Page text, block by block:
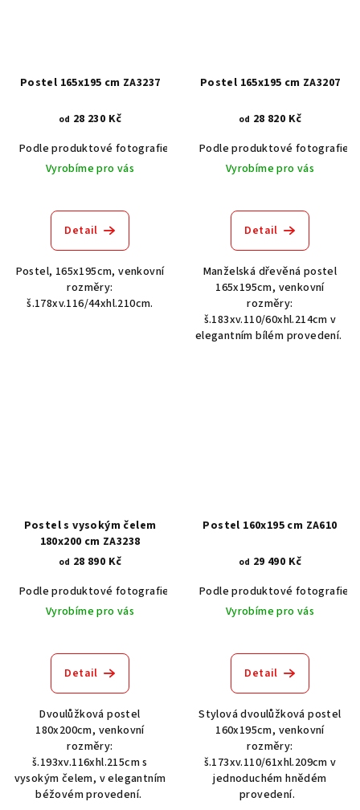
Postel 165x195 cm ZA3237
od 28 230 Kč
Podle produktové fotografie
Bílá Bílá s patinou BT9001-A6
Vyrobíme pro vás
Detail
Postel, 165x195cm, venkovní
rozměry:
š.178xv.116/44xhl.210cm.
Postel 165x195 cm ZA3207
od 28 820 Kč
Podle produktové fotografie
Vyrobíme pro vás
Detail
Manželská dřevěná postel
165x195cm, venkovní
rozměry:
š.183xv.110/60xhl.214cm v
elegantním bílém provedení.
Postel s vysokým čelem
180x200 cm ZA3238
od 28 890 Kč
Podle produktové fotografie
Bílá Bílá s patinou BT9001-A6
Vyrobíme pro vás
Detail
Dvoulůžková postel
180x200cm, venkovní
rozměry:
š.193xv.116xhl.215cm s
vysokým čelem, v elegantním
béžovém provedení.
Postel 160x195 cm ZA610
od 29 490 Kč
Podle produktové fotografie
Vyrobíme pro vás
Detail
Stylová dvoulůžková postel
160x195cm, venkovní
rozměry:
š.173xv.110/61xhl.209cm v
jednoduchém hnědém
provedení.